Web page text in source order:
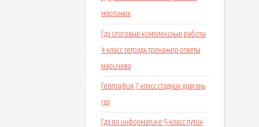
мартинюк
Гдз итоговые комплексные работы
4 класс тетрадь тренажер ответы
маричева
География 7 класс стадник довгань
гдз
Гдз по информатике 5 класс путин